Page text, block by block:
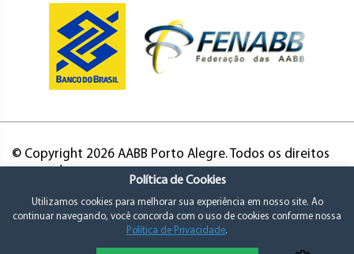
© Copyright 2026 AABB Porto Alegre. Todos os direitos
Política de Cookies
Utilizamos cookies para melhorar sua experiência em nosso site. Ao
continuar navegando, você concorda com o uso de cookies conforme nossa
Política de Privacidade.